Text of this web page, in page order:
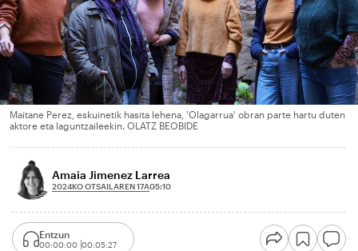
Maitane Perez, eskuinetik hasita lehena, 'Olagarrua' obran parte hartu duten
aktore eta laguntzaileekin. OLATZ BEOBIDE
Amaia Jimenez Larrea
2024KO OTSAILAREN 17A05:10
Entzun
00:00:00 00:05:27